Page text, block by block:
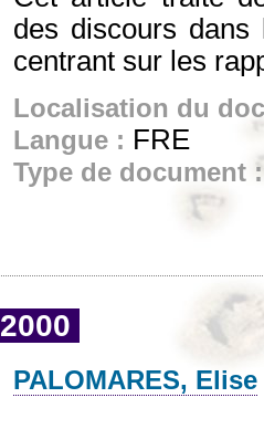
des discours dans
centrant sur les
Localisation du
Langue : FRE
Type de document
2000
PALOMARES, Elise